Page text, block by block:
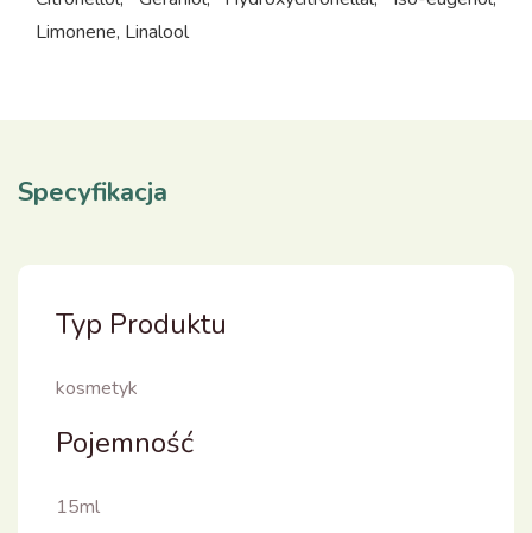
Limonene, Linalool
Specyfikacja
Typ Produktu
kosmetyk
Pojemność
15ml